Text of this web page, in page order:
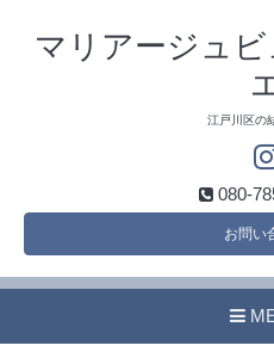
マリアージュ
江戸川区の
080-
お問い